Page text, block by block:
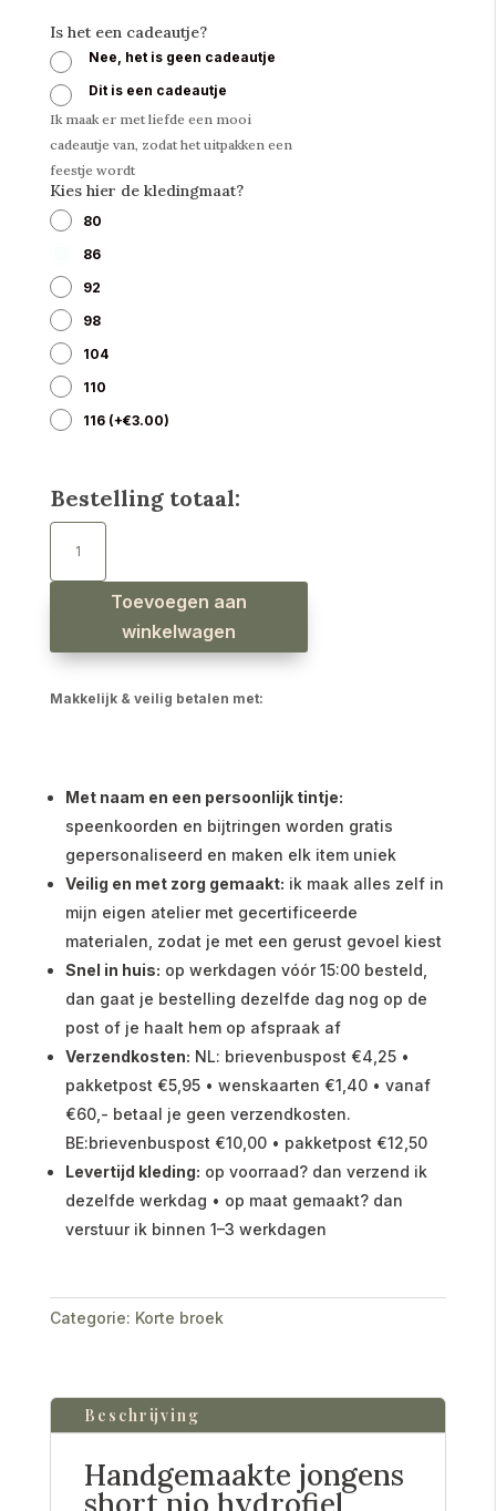
Is het een cadeautje?
Nee, het is geen cadeautje
Dit is een cadeautje
Ik maak er met liefde een mooi
cadeautje van, zodat het uitpakken een
feestje wordt
Kies hier de kledingmaat?
80
86
92
98
104
110
116 (+€3.00)
Bestelling totaal:
Jongens
bruin
Toevoegen aan
winkelwagen
Makkelijk & veilig betalen met:
Met naam en een persoonlijk tintje:
speenkoorden en bijtringen worden gratis
gepersonaliseerd en maken elk item uniek
Veilig en met zorg gemaakt: ik maak alles zelf in
mijn eigen atelier met gecertificeerde
materialen, zodat je met een gerust gevoel kiest
Snel in huis: op werkdagen vóór 15:00 besteld,
dan gaat je bestelling dezelfde dag nog op de
post of je haalt hem op afspraak af
Verzendkosten: NL: brievenbuspost €4,25 •
pakketpost €5,95 • wenskaarten €1,40 • vanaf
€60,- betaal je geen verzendkosten.
BE:brievenbuspost €10,00 • pakketpost €12,50
Levertijd kleding: op voorraad? dan verzend ik
dezelfde werkdag • op maat gemaakt? dan
verstuur ik binnen 1–3 werkdagen
Categorie: Korte broek
Beschrijving
Handgemaakte jongens
short nio hydrofiel